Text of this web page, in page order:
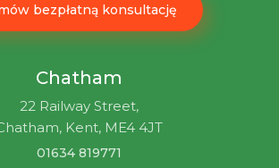
bezpłatną konsultację
Chatham
22 Railway Street,
Kent, ME4 4JT
01634 819771